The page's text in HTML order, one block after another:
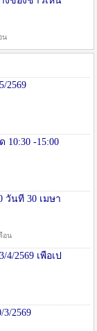
น
2569
10:30 -15:00
วันที่ 30 เมษา
อน
4/2569 เพื่อเป
3/2569